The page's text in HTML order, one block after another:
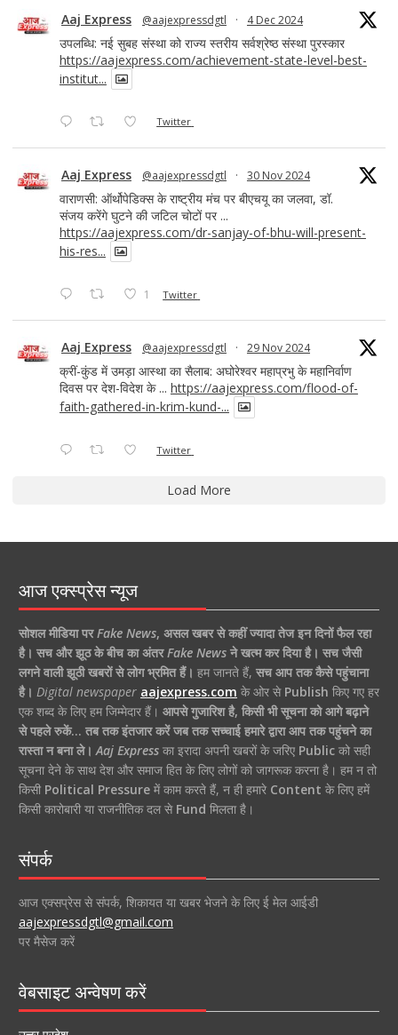
Aaj Express @aajexpressdgtl · 4 Dec 2024
उपलब्धि: नई सुबह संस्था को राज्य स्तरीय सर्वश्रेष्ठ संस्था पुरस्कार
https://aajexpress.com/achievement-state-level-best-
institut...
Twitter
Aaj Express @aajexpressdgtl · 30 Nov 2024
वाराणसी: ऑर्थोपेडिक्स के राष्ट्रीय मंच पर बीएचयू का जलवा, डॉ.
संजय करेंगे घुटने की जटिल चोटों पर ...
https://aajexpress.com/dr-sanjay-of-bhu-will-present-
his-res...
1 Twitter
Aaj Express @aajexpressdgtl · 29 Nov 2024
क्रीं-कुंड में उमड़ा आस्था का सैलाब: अघोरेश्वर महाप्रभु के महानिर्वाण
दिवस पर देश-विदेश के ... https://aajexpress.com/flood-of-
faith-gathered-in-krim-kund-...
Twitter
Load More
आज एक्स्प्रेस न्यूज
सोशल मीडिया पर Fake News, असल खबर से कहीं ज्यादा तेज इन दिनों फैल रहा
है। सच और झूठ के बीच का अंतर Fake Newsने खत्म कर दिया है। सच जैसी
लगने वाली झूठी खबरों से लोग भ्रमित हैं। हम जानते हैं, सच आप तक कैसे पहुंचाना
है। Digital newspaper aajexpress.com के ओर से Publish किए गए हर
एक शब्द के लिए हम जिम्मेदार हैं। आपसे गुजारिश है, किसी भी सूचना को आगे बढ़ाने
से पहले रुकें… तब तक इंतजार करें जब तक सच्चाई हमारे द्वारा आप तक पहुंचने का
रास्ता न बना ले। Aaj Expressका इरादा अपनी खबरों के जरिए Publicको सही
सूचना देने के साथ देश और समाज हित के लिए लोगों को जागरूक करना है। हम न तो
किसी Political Pressureमें काम करते हैं, न ही हमारे Content के लिए हमें
किसी कारोबारी या राजनीतिक दल से Fund मिलता है।
संपर्क
आज एक्सप्रेस से संपर्क, शिकायत या खबर भेजने के लिए ई मेल आईडी
aajexpressdgtl@gmail.com
पर मैसेज करें
वेबसाइट अन्वेषण करें